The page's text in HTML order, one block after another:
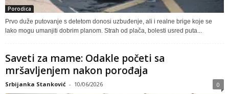
Porodica
Prvo duže putovanje s detetom donosi uzbuđenje, ali i realne brige koje se
lako mogu umanjiti dobrim planom. Strah od plača, bolesti usred puta...
Saveti za mame: Odakle početi sa
mršavljenjem nakon porođaja
Srbijanka Stanković - 10/06/2026 0